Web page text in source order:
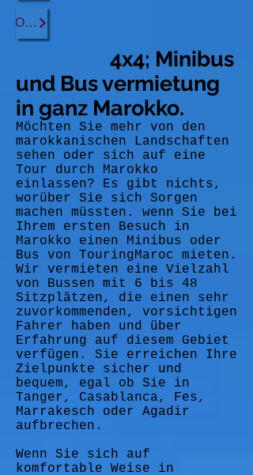
Ouarzazate
4x4; Minibus
und Bus vermietung
in ganz Marokko.
Möchten Sie mehr von den
marokkanischen Landschaften
sehen oder sich auf eine
Tour durch Marokko
einlassen? Es gibt nichts,
worüber Sie sich Sorgen
machen müssten. wenn Sie bei
Ihrem ersten Besuch in
Marokko einen Minibus oder
Bus von TouringMaroc mieten.
Wir vermieten eine Vielzahl
von Bussen mit 6 bis 48
Sitzplätzen, die einen sehr
zuvorkommenden, vorsichtigen
Fahrer haben und über
Erfahrung auf diesem Gebiet
verfügen. Sie erreichen Ihre
Zielpunkte sicher und
bequem, egal ob Sie in
Tanger, Casablanca, Fes,
Marrakesch oder Agadir
aufbrechen.
Wenn Sie sich auf
komfortable Weise in